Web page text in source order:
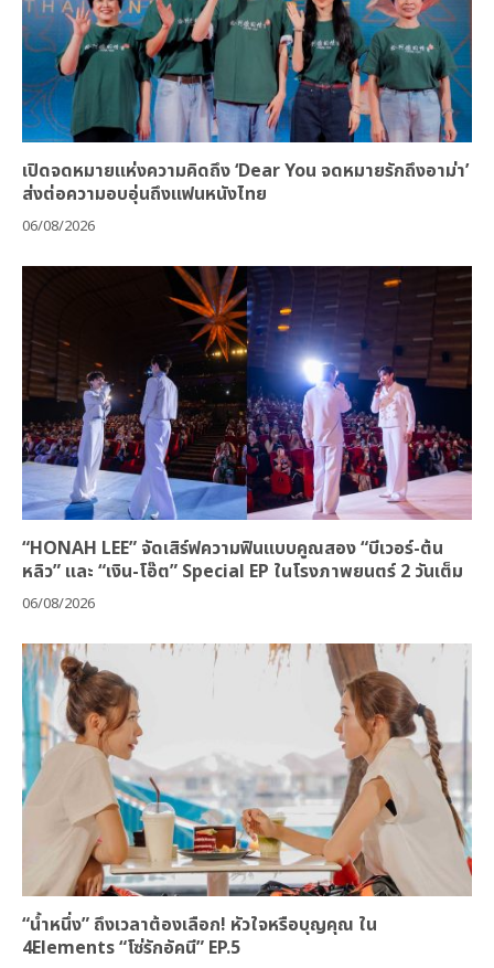
เปิดจดหมายแห่งความคิดถึง ‘Dear You จดหมายรักถึงอาม่า’
ส่งต่อความอบอุ่นถึงแฟนหนังไทย
06/08/2026
“HONAH LEE” จัดเสิร์ฟความฟินแบบคูณสอง “บีเวอร์-ต้น
หลิว” และ “เงิน-โอ๊ต” Special EP ในโรงภาพยนตร์ 2 วันเต็ม
06/08/2026
“น้ำหนึ่ง” ถึงเวลาต้องเลือก! หัวใจหรือบุญคุณ ใน
4Elements “โซ่รักอัคนี” EP.5